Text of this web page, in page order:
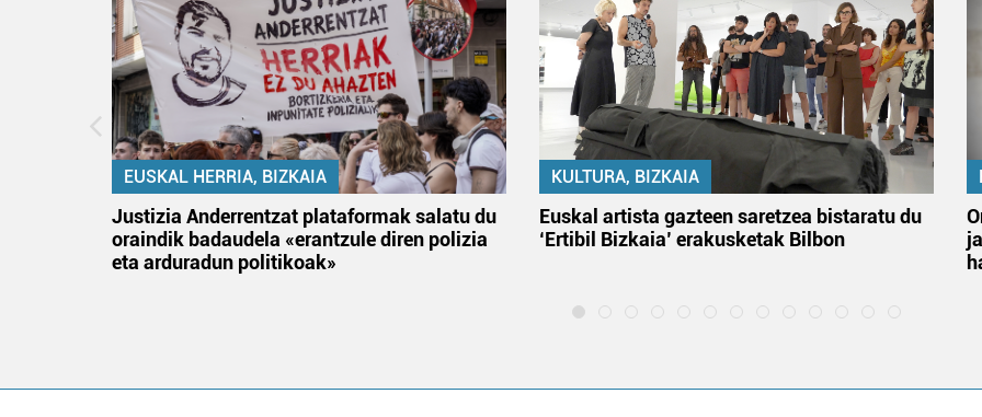
EUSKAL HERRIA, BIZKAIA
Justizia Anderrentzat plataformak salatu du
oraindik badaudela «erantzule diren polizia
eta arduradun politikoak»
KULTURA, BIZKAIA
Euskal artista gazteen saretzea bistaratu du
‘Ertibil Bizkaia’ erakusketak Bilbon